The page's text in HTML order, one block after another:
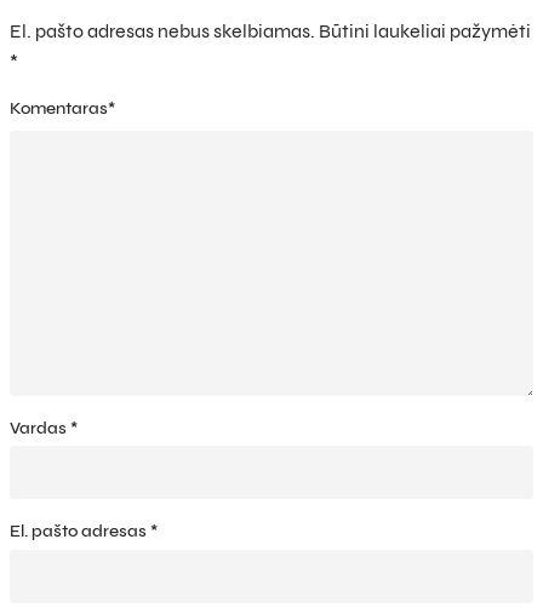
El. pašto adresas nebus skelbiamas. Būtini laukeliai pažymėti
*
Komentaras*
Vardas *
El. pašto adresas *